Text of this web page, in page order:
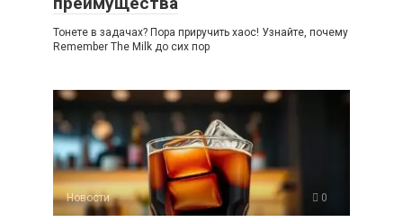
Тонете в задачах? Пора приручить хаос! Узнайте, почему
Remember The Milk до сих пор
Новости 0